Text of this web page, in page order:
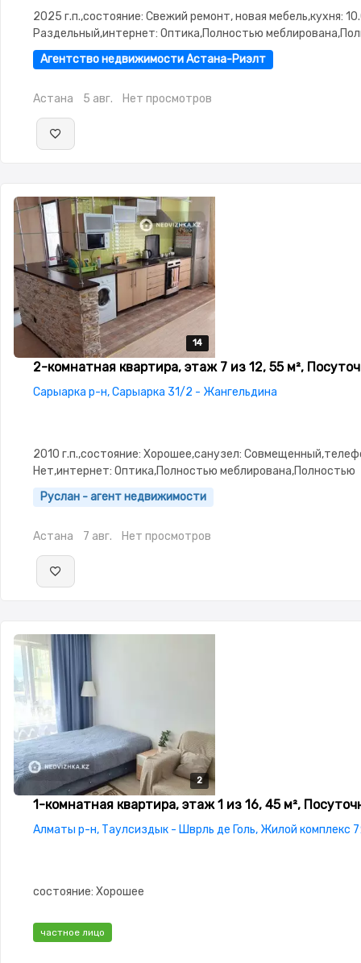
2025 г.п.,состояние: Свежий ремонт, новая мебель,кухня:
Раздельный,интернет: Оптика,Полностью
меблирована,паркинг:
изолированы,Новая сантехника,Счётчики,Тихий двор
Агентство недвижимости Астана-Риэлт
Астана 5 авг. Нет просмотров
14
14
14
14
14
2-комнатная квартира, этаж 7 из 12, 55 м²,
Сарыарка р-н, Сарыарка 31/2 - Жангельдина
2010 г.п.,состояние: Хорошее,санузел:
Нет,интернет: Оптика,Полностью меблирована,Полностью
меблирована,Домофон,Видеонаблюдение,Пластиковые
окна,Неугловая,Улучшенная,Кухня-студия,Встроенная
автомат,Кабельное ТВ,По часам,Семейным,Телевизор,Вся
техника,Бесплатный Wi-Fi
Руслан - агент недвижимости
Астана 7 авг. Нет просмотров
2
2
1-комнатная квартира, этаж 1 из 16, 45 м²,
Алматы р-н, Таулсиздык - Шврль де Голь, Жилой комплекс
состояние: Хорошее
частное лицо